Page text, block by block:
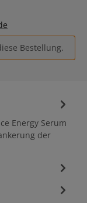
Bestellung.
Energy Serum
der